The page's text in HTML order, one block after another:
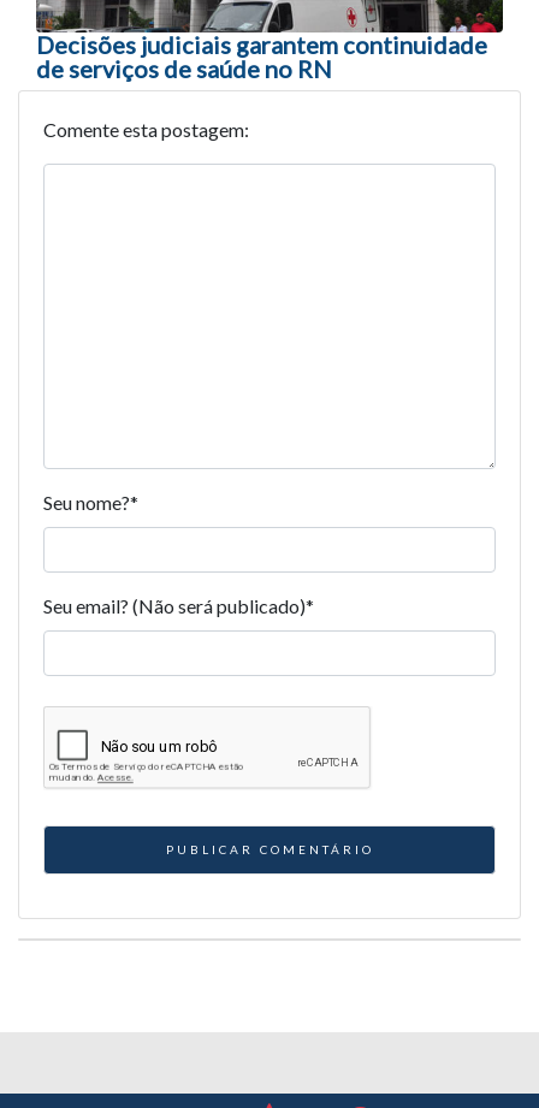
Decisões judiciais garantem continuidade
de serviços de saúde no RN
Comente esta postagem:
Seu nome?*
Seu email? (Não será publicado)*